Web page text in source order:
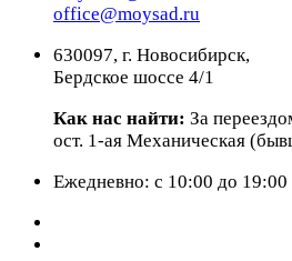
office@moysad.ru
630097, г. Новосибирск,
Бердское шоссе 4/1
Как нас найти: За
ост. 1-ая Механическая
Ежедневно: с 10:00 до 19:00